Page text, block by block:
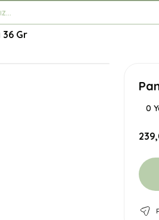
%10 İNDİRİM
36 Gr
0